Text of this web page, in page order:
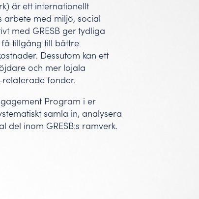
är ett internationellt
med miljö, social
med GRESB ger tydliga
tillgång till bättre
Dessutom kan ett
och mer lojala
relaterade fonder.
Program i er
samla in, analysera
del inom GRESB:s ramverk.